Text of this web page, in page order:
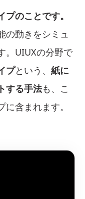
のことです。
の動きをシミュ
。UIUXの分野で
プという、 紙に
する手法も、こ
含まれます。